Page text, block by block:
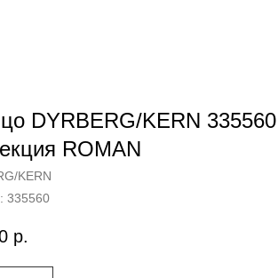
DYRBERG/KERN
ROMAN
KERN
335560
р.